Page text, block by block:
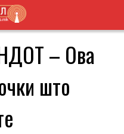
– Ова
што